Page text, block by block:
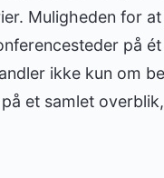
Muligheden for at
på
ikke kun om
et samlet